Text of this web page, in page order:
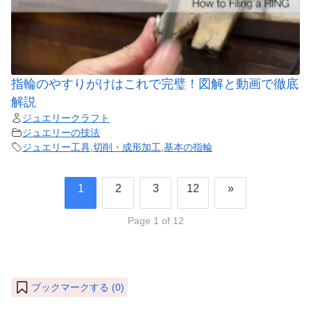
指輪のやすりがけはこれで完璧！図解と動画で徹底
解説
ジュエリークラフト
ジュエリーの技法
ジュエリー工具 切削・成形加工 基本の指輪
1 2 3 12 »
Page 1 of 12
ブックマークする (0)